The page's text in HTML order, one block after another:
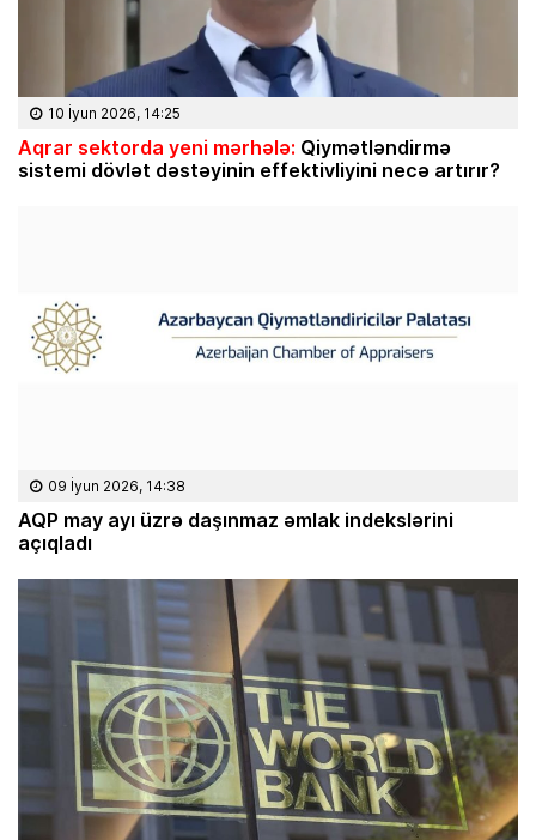
10 İyun 2026, 14:25
Aqrar sektorda yeni mərhələ: Qiymətləndirmə
sistemi dövlət dəstəyinin effektivliyini necə artırır?
09 İyun 2026, 14:38
AQP may ayı üzrə daşınmaz əmlak indekslərini
açıqladı